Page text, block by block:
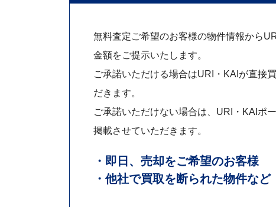
無料査定ご希望のお客様の物件情報から
金額をご提示いたします。
ご承諾いただける場合はURI・KAIが直接
だきます。
ご承諾いただけない場合は、URI・KAIポ
掲載させていただきます。
・即日、売却をご希望のお客様
・他社で買取を断られた物件など